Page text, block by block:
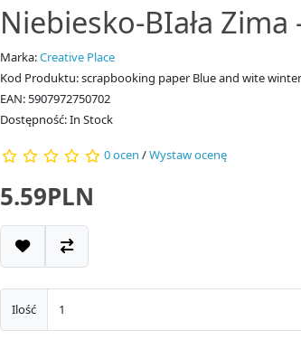
Niebiesko-BIała Zima
Marka:Creative Place
Kod Produktu: scrapbooking paper Blue and wite winter
EAN: 5907972750702
Dostępność: In Stock
0 ocen /Wystaw ocenę
5.59PLN
Ilość